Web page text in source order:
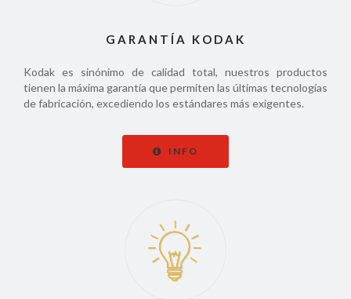
GARANTÍA KODAK
Kodak es sinónimo de calidad total, nuestros productos
tienen la máxima garantía que permiten las últimas tecnologías
de fabricación, excediendo los estándares más exigentes.
INFO